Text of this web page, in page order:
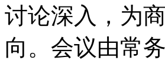
讨论深入，为
向。会议由常